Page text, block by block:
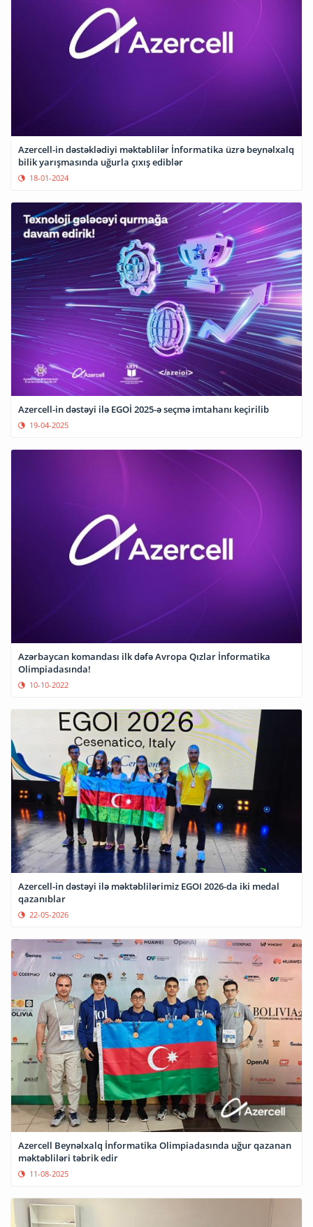
Azercell-in dəstəklədiyi məktəblilər İnformatika üzrə beynəlxalq
bilik yarışmasında uğurla çıxış ediblər
18-01-2024
Azercell-in dəstəyi ilə EGOİ 2025-ə seçmə imtahanı keçirilib
19-04-2025
Azərbaycan komandası ilk dəfə Avropa Qızlar İnformatika
Olimpiadasında!
10-10-2022
Azercell-in dəstəyi ilə məktəblilərimiz EGOI 2026-da iki medal
qazanıblar
22-05-2026
Azercell Beynəlxalq İnformatika Olimpiadasında uğur qazanan
məktəbliləri təbrik edir
11-08-2025